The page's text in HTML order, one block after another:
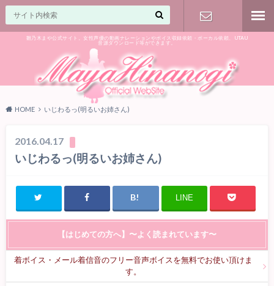
雛乃木まや公式サイト。女性声優の動画ナレーションやボイス収録依頼・ボーカル依頼、UTAU
音源ダウンロード等ができます。
気軽に♪
HOME いじわるっ(明るいお姉さん)
2016.04.17
いじわるっ(明るいお姉さん)
LINE
【はじめての方へ】〜よく読まれています〜
着ボイス・メール着信音のフリー音声ボイスを無料でお使い頂けま
す。